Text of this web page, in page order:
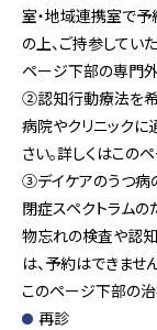
室・地域連携室で予
の上、ご持参してい
ページ下部の専門
②認知行動療法を希
病院やクリニックに
さい。詳しくはこの
③デイケアのうつ病
閉症スペクトラムの
物忘れの検査や認
は、予約はできませ
このページ下部の治
再診